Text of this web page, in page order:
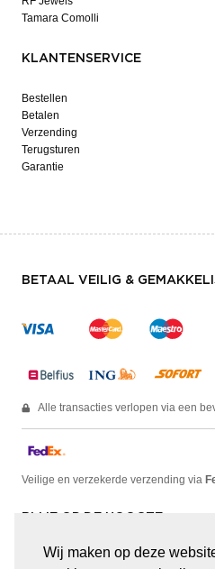
Wij maken op deze
Tamara Comolli
KLANTENSERVICE
Bestellen
Betalen
Verzending
Terugsturen
Garantie
BETAAL VEILIG &
Alle transacties verlopen via een
Veilige en verzekerde verzending via
BLIJF OP DE HOOGTE